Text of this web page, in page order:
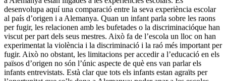
desenvolupa aquí una comparació entre la seva experiència escolar
al país d’origen i a Alemanya. Quan un infant parla sobre les raons
per fugir, les relacionen amb les bufetades o la discriminacióque han
viscut per part dels seus mestres. Això fa de l’escola un lloc on han
experimentat la violència i la discriminació i la raó més important per
fugir. Això no obstant, les limitacions per accedir a l’educació en els
països d’origen no són l’únic aspecte de què ens van parlar els
infants entrevistats. Està clar que tots els infants estan agraïts per